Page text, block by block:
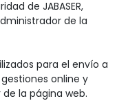
de JABASER,
de la
para el envío a
online y
la página web.